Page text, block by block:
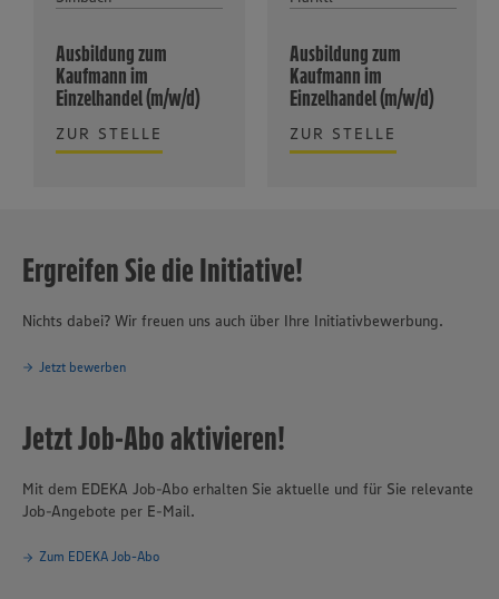
Ausbildung zum
Kaufmann im
Einzelhandel (m/w/d)
ZUR STELLE
Ausbildung zum
Kaufmann im
Einzelhandel (m/w/d)
ZUR STELLE
Ergreifen Sie die Initiative!
Nichts dabei? Wir freuen uns auch über Ihre Initiativbewerbung.
Jetzt bewerben
Jetzt Job-Abo aktivieren!
Mit dem EDEKA Job-Abo erhalten Sie aktuelle und für Sie relevante
Job-Angebote per E-Mail.
Zum EDEKA Job-Abo